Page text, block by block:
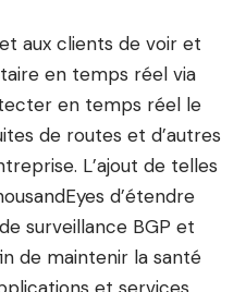
aux clients de voir et
en temps réel via
en temps réel le
de routes et d’autres
L’ajout de telles
d’étendre
surveillance BGP et
de maintenir la santé